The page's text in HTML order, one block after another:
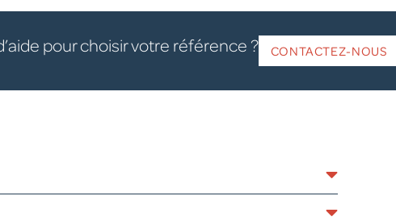
pour choisir votre référence ? CONTACTEZ-NOUS